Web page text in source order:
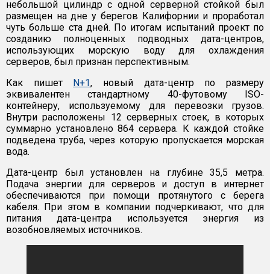
небольшой цилиндр с одной серверной стойкой был
размещен на дне у берегов Калифорнии и проработал
чуть больше ста дней. По итогам испытаний проект по
созданию полноценных подводных дата-центров,
использующих морскую воду для охлаждения
серверов, был признан перспективным.
Как пишет N+1, новый дата-центр по размеру
эквивалентен стандартному 40-футовому ISO-
контейнеру, используемому для перевозки грузов.
Внутри расположены 12 серверных стоек, в которых
суммарно установлено 864 сервера. К каждой стойке
подведена труба, через которую пропускается морская
вода.
Дата-центр был установлен на глубине 35,5 метра.
Подача энергии для серверов и доступ в интернет
обеспечиваются при помощи протянутого с берега
кабеля. При этом в компании подчеркивают, что для
питания дата-центра используется энергия из
возобновляемых источников.